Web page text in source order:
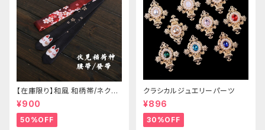
【在庫限り】和風 和柄帯/ネクタ
イ/リボン（狐面/金魚
¥900
50%OFF
クラシカルジュエリーパーツ
¥896
30%OFF